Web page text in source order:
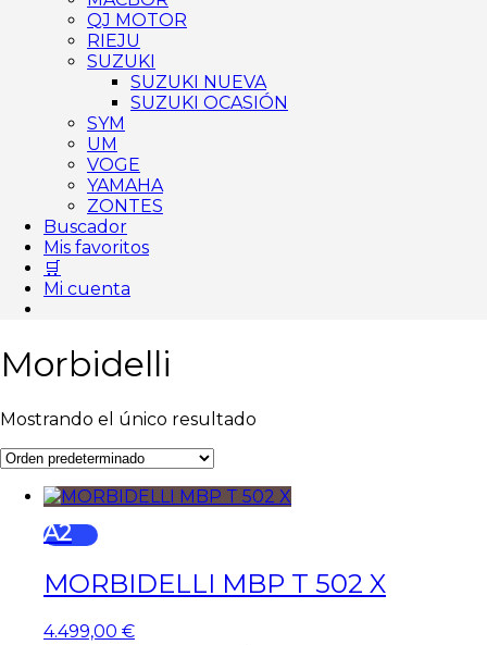
QJ MOTOR
RIEJU
SUZUKI
SUZUKI NUEVA
SUZUKI OCASIÓN
SYM
UM
VOGE
YAMAHA
ZONTES
Buscador
Mis favoritos
🛒
Mi cuenta
Morbidelli
Mostrando el único resultado
A2
MORBIDELLI MBP T 502 X
4.499,00 €